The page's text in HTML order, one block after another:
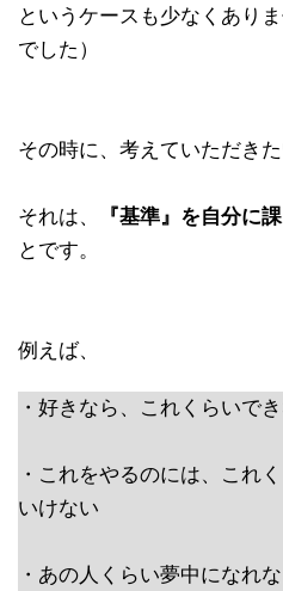
というケースも少なくあり
でした）
その時に、考えていただき
それは、 『基準』を自分に
とです。
例えば、
・好きなら、これくらいで
・これをやるのには、これ
いけない
・あの人くらい夢中になれ